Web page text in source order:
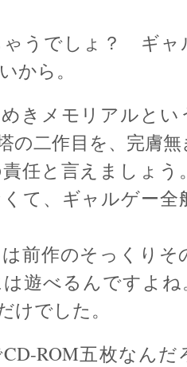
うでしょ？ ギャ
から。
きメモリアルとい
の二作目を、完膚
任と言えましょう
て、ギャルゲー全
前作のそっくりそ
遊べるんですよね
けでした。
ROM五枚なん